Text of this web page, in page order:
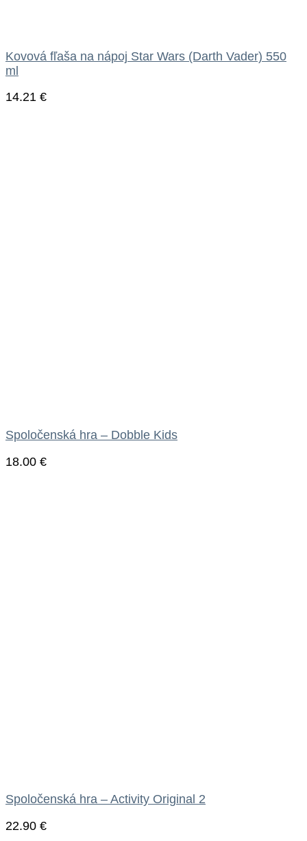
Kovová fľaša na nápoj Star Wars (Darth Vader) 550
ml
14.21 €
Spoločenská hra – Dobble Kids
18.00 €
Spoločenská hra – Activity Original 2
22.90 €